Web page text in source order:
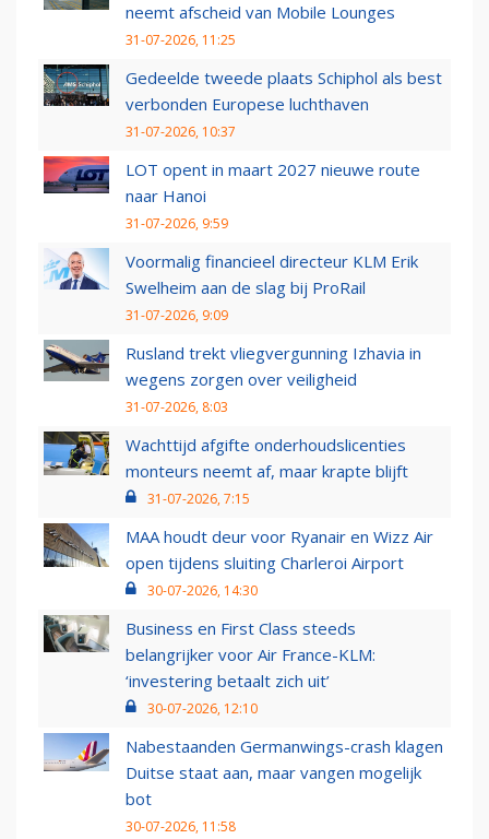
neemt afscheid van Mobile Lounges
31-07-2026, 11:25
Gedeelde tweede plaats Schiphol als best
verbonden Europese luchthaven
31-07-2026, 10:37
LOT opent in maart 2027 nieuwe route
naar Hanoi
31-07-2026, 9:59
Voormalig financieel directeur KLM Erik
Swelheim aan de slag bij ProRail
31-07-2026, 9:09
Rusland trekt vliegvergunning Izhavia in
wegens zorgen over veiligheid
31-07-2026, 8:03
Wachttijd afgifte onderhoudslicenties
monteurs neemt af, maar krapte blijft
31-07-2026, 7:15
MAA houdt deur voor Ryanair en Wizz Air
open tijdens sluiting Charleroi Airport
30-07-2026, 14:30
Business en First Class steeds
belangrijker voor Air France-KLM:
‘investering betaalt zich uit’
30-07-2026, 12:10
Nabestaanden Germanwings-crash klagen
Duitse staat aan, maar vangen mogelijk
bot
30-07-2026, 11:58